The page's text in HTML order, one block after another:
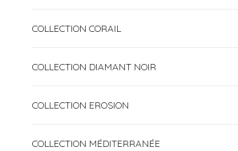
COLLECTION CORAIL
COLLECTION DIAMANT NOIR
COLLECTION EROSION
COLLECTION MÉDITERRANÉE